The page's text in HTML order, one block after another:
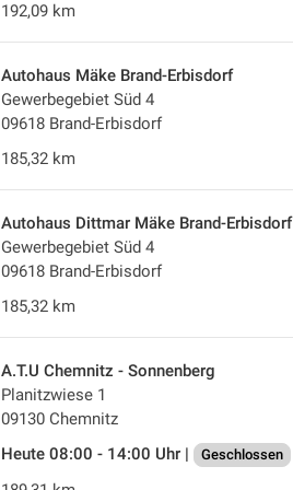
192,09 km
Autohaus Mäke Brand-Erbisdorf
Gewerbegebiet Süd 4
09618 Brand-Erbisdorf
185,32 km
Autohaus Dittmar Mäke Brand-Erbisdorf
Gewerbegebiet Süd 4
09618 Brand-Erbisdorf
185,32 km
A.T.U Chemnitz - Sonnenberg
Planitzwiese 1
09130 Chemnitz
Heute 08:00 - 14:00 Uhr |
Geschlossen